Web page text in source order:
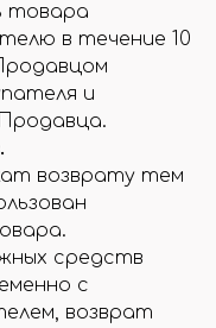
товара
в течение 10
и
возврату тем
средств
с
возврат